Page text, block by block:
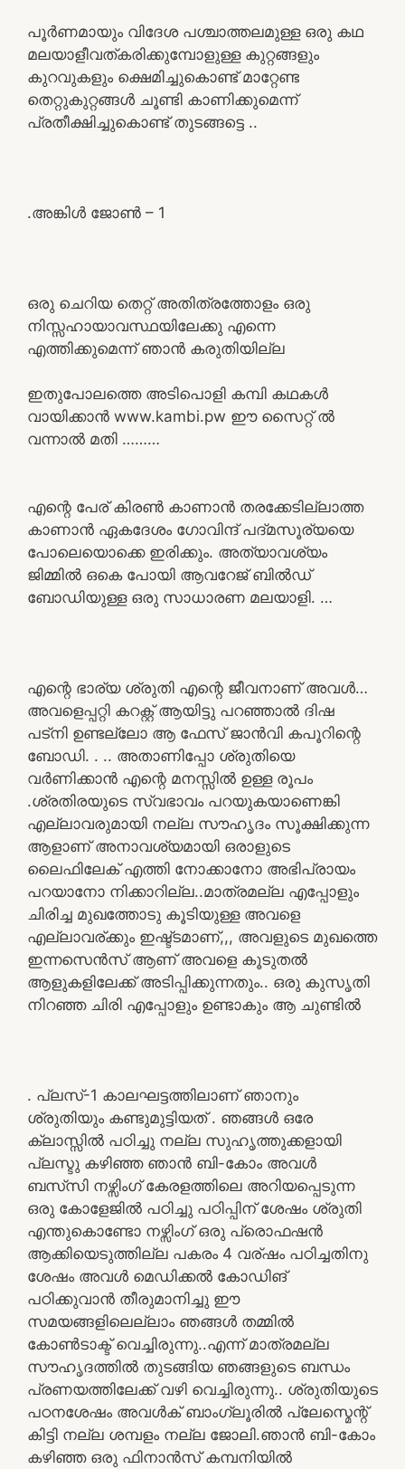
പൂർണമായും വിദേശ പശ്ചാത്തലമുള്ള ഒരു കഥ
മലയാളീവത്കരിക്കുമ്പോളുള്ള കുറ്റങ്ങളും
കുറവുകളും ക്ഷെമിച്ചുകൊണ്ട് മാറ്റേണ്ട
തെറ്റുകുറ്റങ്ങൾ ചൂണ്ടി കാണിക്കുമെന്ന്
പ്രതീക്ഷിച്ചുകൊണ്ട് തുടങ്ങട്ടെ ..
.അങ്കിൾ ജോൺ – 1
ഒരു ചെറിയ തെറ്റ് അതിത്രത്തോളം ഒരു
നിസ്സഹായാവസ്ഥയിലേക്കു എന്നെ
എത്തിക്കുമെന്ന് ഞാൻ കരുതിയില്ല
ഇതുപോലത്തെ അടിപൊളി കമ്പി കഥകൾ
വായിക്കാൻ www.kambi.pw ഈ സൈറ്റ് ൽ
വന്നാൽ മതി ………
എന്റെ പേര് കിരൺ കാണാൻ തരക്കേടില്ലാത്ത
കാണാൻ ഏകദേശം ഗോവിന്ദ് പദ്മസൂര്യയെ
പോലെയൊക്കെ ഇരിക്കും. അത്യാവശ്യം
ജിമ്മിൽ ഒകെ പോയി ആവറേജ് ബിൽഡ്
ബോഡിയുള്ള ഒരു സാധാരണ മലയാളി. …
എന്റെ ഭാര്യ ശ്രുതി എന്റെ ജീവനാണ് അവൾ…
അവളെപ്പറ്റി കറക്റ്റ് ആയിട്ടു പറഞ്ഞാൽ ദിഷ
പട്നി ഉണ്ടല്ലോ ആ ഫേസ് ജാൻവി കപൂറിന്റെ
ബോഡി. . .. അതാണിപ്പോ ശ്രുതിയെ
വർണിക്കാൻ എന്റെ മനസ്സിൽ ഉള്ള രൂപം
.ശ്രതിരയുടെ സ്വഭാവം പറയുകയാണെങ്കി
എല്ലാവരുമായി നല്ല സൗഹൃദം സൂക്ഷിക്കുന്ന
ആളാണ് അനാവശ്യമായി ഒരാളുടെ
ലൈഫിലേക് എത്തി നോക്കാനോ അഭിപ്രായം
പറയാനോ നിക്കാറില്ല..മാത്രമല്ല എപ്പോളും
ചിരിച്ച മുഖത്തോടു കൂടിയുള്ള അവളെ
എല്ലാവര്ക്കും ഇഷ്ട്ടമാണ്,,, അവളുടെ മുഖത്തെ
ഇന്നസെൻസ് ആണ് അവളെ കൂടുതൽ
ആളുകളിലേക്ക്‌ അടിപ്പിക്കുന്നതും.. ഒരു കുസൃതി
നിറഞ്ഞ ചിരി എപ്പോളും ഉണ്ടാകും ആ ചുണ്ടിൽ
. പ്ലസ്-1 കാലഘട്ടത്തിലാണ് ഞാനും
ശ്രുതിയും കണ്ടുമുട്ടിയത് . ഞങ്ങൾ ഒരേ
ക്ലാസ്സിൽ പഠിച്ചു നല്ല സുഹൃത്തുക്കളായി
പ്ലസ്ടു കഴിഞ്ഞ ഞാൻ ബി-കോം അവൾ
ബസ്‌സി നഴ്സിംഗ് കേരളത്തിലെ അറിയപ്പെടുന്ന
ഒരു കോളേജിൽ പഠിച്ചു പഠിപ്പിന് ശേഷം ശ്രുതി
എന്തുകൊണ്ടോ നഴ്സിംഗ് ഒരു പ്രൊഫഷൻ
ആക്കിയെടുത്തില്ല പകരം 4 വര്ഷം പഠിച്ചതിനു
ശേഷം അവൾ മെഡിക്കൽ കോഡിങ്
പഠിക്കുവാൻ തീരുമാനിച്ചു ഈ
സമയങ്ങളിലെല്ലാം ഞങ്ങൾ തമ്മിൽ
കോൺടാക്ട് വെച്ചിരുന്നു..എന്ന് മാത്രമല്ല
സൗഹൃദത്തിൽ തുടങ്ങിയ ഞങ്ങളുടെ ബന്ധം
പ്രണയത്തിലേക്ക് വഴി വെച്ചിരുന്നു.. ശ്രുതിയുടെ
പഠനശേഷം അവൾക് ബാംഗ്ലൂരിൽ പ്ലേസ്മെന്റ്
കിട്ടി നല്ല ശമ്പളം നല്ല ജോലി.ഞാൻ ബി-കോം
കഴിഞ്ഞ ഒരു ഫിനാൻസ് കമ്പനിയിൽ